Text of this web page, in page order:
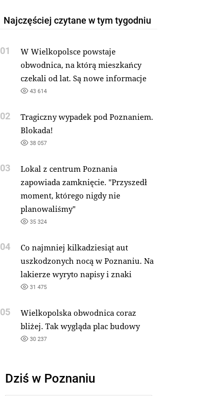
Najczęściej czytane w tym tygodniu
01
W Wielkopolsce powstaje
obwodnica, na którą mieszkańcy
czekali od lat. Są nowe informacje
43 614
02
Tragiczny wypadek pod Poznaniem.
Blokada!
38 057
03
Lokal z centrum Poznania
zapowiada zamknięcie. "Przyszedł
moment, którego nigdy nie
planowaliśmy"
35 324
04
Co najmniej kilkadziesiąt aut
uszkodzonych nocą w Poznaniu. Na
lakierze wyryto napisy i znaki
31 475
05
Wielkopolska obwodnica coraz
bliżej. Tak wygląda plac budowy
30 237
Dziś w Poznaniu